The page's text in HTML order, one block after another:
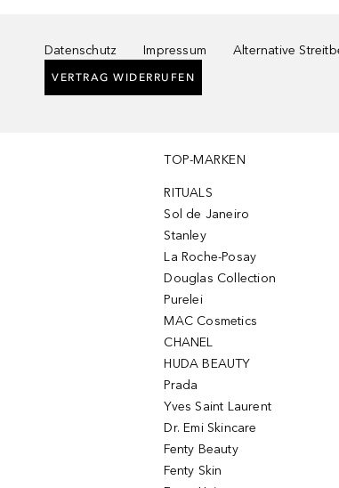
Datenschutz Impressum Alternative
VERTRAG WIDERRUFEN
TOP-MARKEN
RITUALS
Sol de Janeiro
Stanley
La Roche-Posay
Douglas Collection
Purelei
MAC Cosmetics
CHANEL
HUDA BEAUTY
Prada
Yves Saint Laurent
Dr. Emi Skincare
Fenty Beauty
Fenty Skin